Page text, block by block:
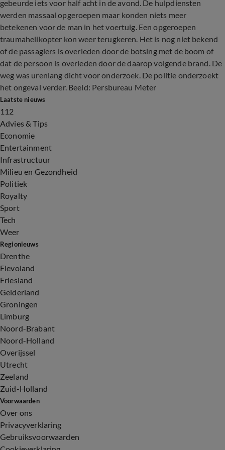
gebeurde iets voor half acht in de avond. De hulpdiensten
werden massaal opgeroepen maar konden niets meer
betekenen voor de man in het voertuig. Een opgeroepen
traumahelikopter kon weer terugkeren. Het is nog niet bekend
of de passagiers is overleden door de botsing met de boom of
dat de persoon is overleden door de daarop volgende brand. De
weg was urenlang dicht voor onderzoek. De politie onderzoekt
het ongeval verder. Beeld: Persbureau Meter
Laatste nieuws
112
Advies & Tips
Economie
Entertainment
Infrastructuur
Milieu en Gezondheid
Politiek
Royalty
Sport
Tech
Weer
Regionieuws
Drenthe
Flevoland
Friesland
Gelderland
Groningen
Limburg
Noord-Brabant
Noord-Holland
Overijssel
Utrecht
Zeeland
Zuid-Holland
Voorwaarden
Over ons
Privacyverklaring
Gebruiksvoorwaarden